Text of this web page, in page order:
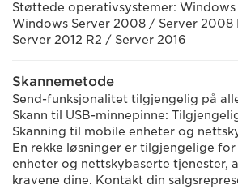
Støttede operativsystemer: Windows
Windows Server 2008 / Server 2008
Server 2012 R2 / Server 2016
Skannemetode
Send-funksjonalitet tilgjengelig på
Skann til USB-minnepinne:
Skanning til mobile enheter og
En rekke løsninger er tilgjengelige
enheter og nettskybaserte tjenester,
kravene dine. Kontakt din